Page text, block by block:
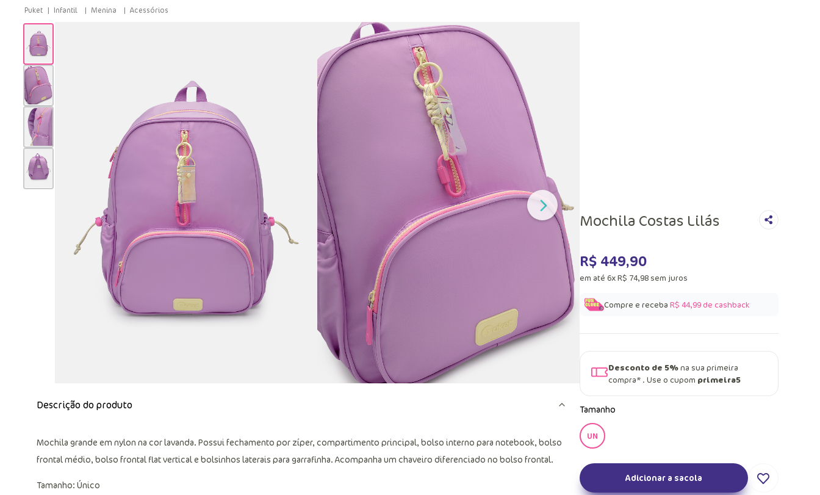
Infantil Menina Acessórios
Descrição do produto
Mochila grande em nylon na cor lavanda. Possui fechamento por zíper, compartimento principal, bolso interno para notebook, bolso
frontal médio, bolso frontal flat vertical e bolsinhos laterais para garrafinha. Acompanha um chaveiro diferenciado no bolso frontal.
Tamanho: Único
Mochila Costas Lilás
R$ 449,90
em até 6xR$ 74,98 sem juros
Compre e receba R$ 44,99de cashback
Desconto de 5%na sua primeira
compra* . Use o cupom primeira5
Tamanho
UN
Adicionar a sacola